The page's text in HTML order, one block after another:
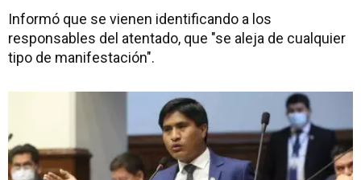
Informó que se vienen identificando a los
responsables del atentado, que "se aleja de cualquier
tipo de manifestación".